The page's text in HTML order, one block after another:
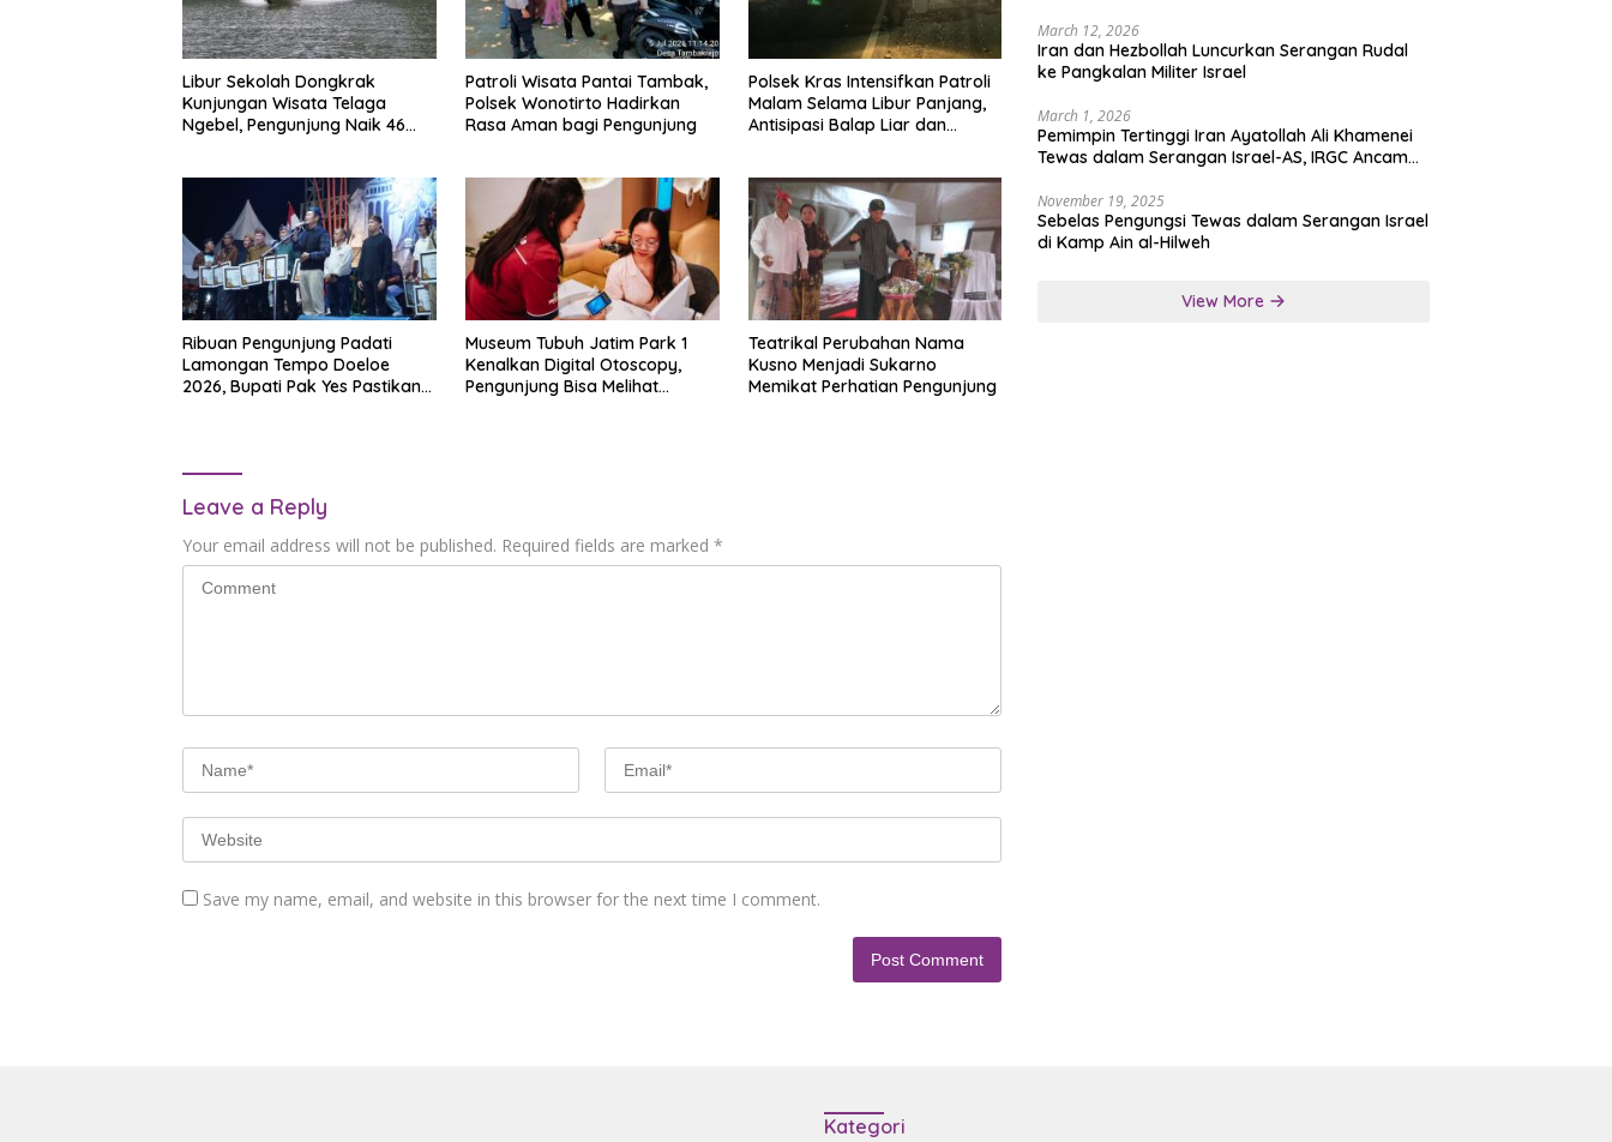
Libur Sekolah Dongkrak
Kunjungan Wisata Telaga
Ngebel, Pengunjung Naik 46
Patroli Wisata Pantai Tambak,
Polsek Wonotirto Hadirkan
Rasa Aman bagi Pengunjung
Polsek Kras Intensifkan Patroli
Malam Selama Libur Panjang,
Antisipasi Balap Liar dan
Ribuan Pengunjung Padati
Lamongan Tempo Doeloe
2026, Bupati Pak Yes Pastikan
Museum Tubuh Jatim Park 1
Kenalkan Digital Otoscopy,
Pengunjung Bisa Melihat
Teatrikal Perubahan Nama
Kusno Menjadi Sukarno
Memikat Perhatian Pengunjung
Leave a Reply
Your email address will not be published. Required fields are marked *
Save my name, email, and website in this browser for the next time I comment.
March 12, 2026
Iran dan Hezbollah Luncurkan Serangan Rudal
ke Pangkalan Militer Israel
March 1, 2026
Pemimpin Tertinggi Iran Ayatollah Ali Khamenei
Tewas dalam Serangan Israel-AS, IRGC Ancam
November 19, 2025
Sebelas Pengungsi Tewas dalam Serangan Israel
di Kamp Ain al-Hilweh
View More
Kategori